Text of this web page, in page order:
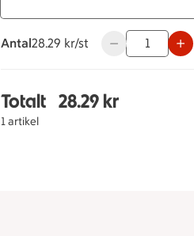
Antal
28.29 kronor styck
28.29 kr/st Använd
Totalt
1 artikel
Totalt 1 stycken
28.29 kr